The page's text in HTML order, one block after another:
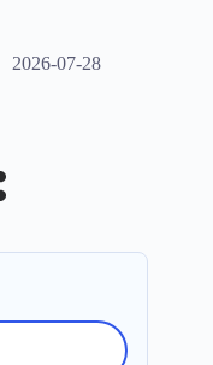
2026-07-28